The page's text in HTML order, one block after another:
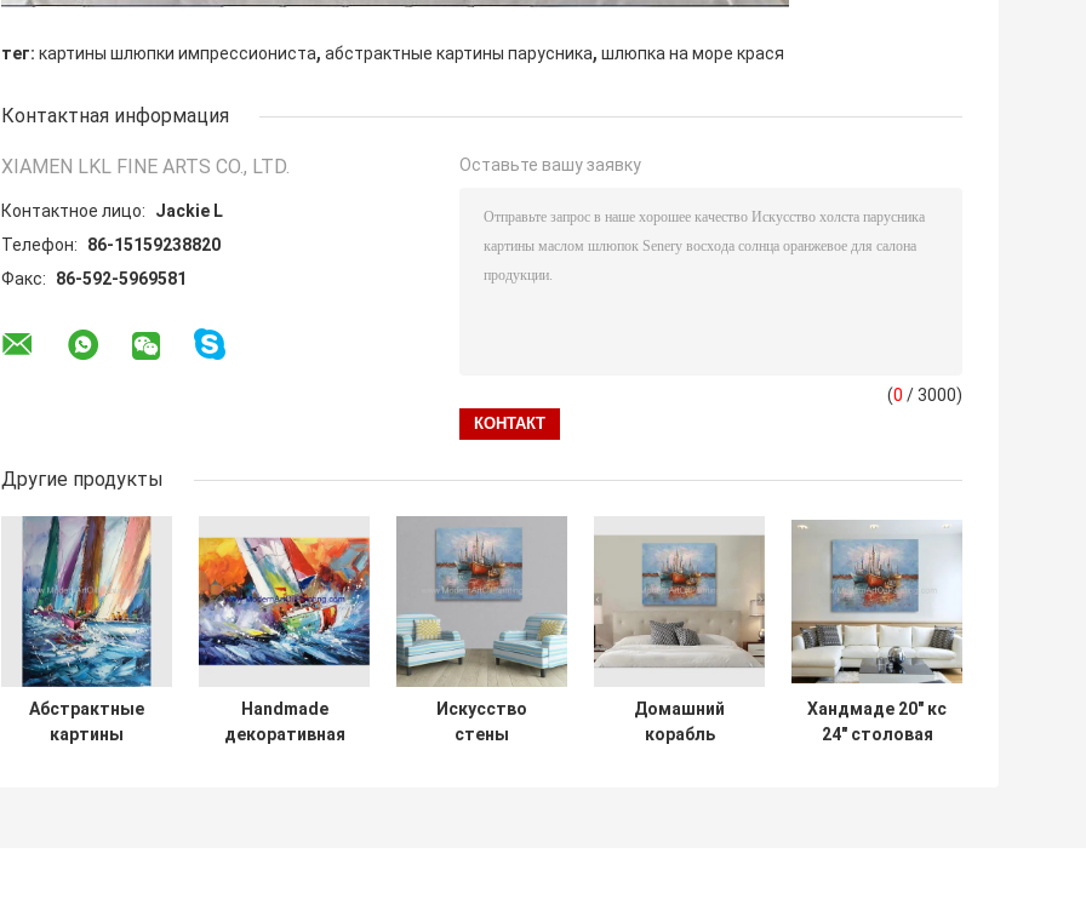
тег: картины шлюпки импрессиониста, абстрактные картины парусника, шлюпка на море крася
Контактная информация
XIAMEN LKL FINE ARTS CO., LTD.
Контактное лицо:
Jackie L
Телефон:
86-15159238820
Факс:
86-592-5969581
Оставьте вашу заявку
(0 / 3000)
Другие продукты
Абстрактные
картины
Handmade
декоративная
Искусство
стены
Домашний
корабль
Хандмаде 20" кс
24" столовая